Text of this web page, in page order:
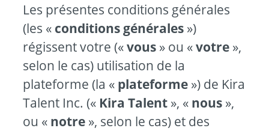
Les présentes conditions générales
(les « conditions générales »)
régissent votre («vous » ou «votre »,
selon le cas) utilisation de la
plateforme (la « plateforme ») de Kira
Talent Inc. (« Kira Talent », « nous »,
ou « notre », selon le cas) et des